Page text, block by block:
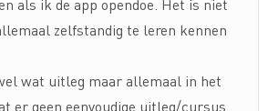
zelfstandig te leren kennen
wat uitleg maar allemaal in het
er geen eenvoudige uitleg/cursus